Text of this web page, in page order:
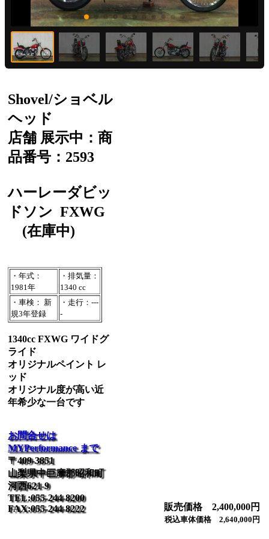
Shovel/ショベル
ヘッド
店舗 展示中：商
品番号：2593
ハーレーダビッ
ドソン FXWG
(在庫中)
・年式：
1981年
・排気量：
1340 cc
・車検： 新
規3年登録
・走行：---
-
1340cc FXWG ワイドグ
ライド
オリジナルペイント レ
ッド
オリジナル度が高い近
年希少な一台です
お問合せは
MYPerformance まで
〒409-3851
山梨県中巨摩郡昭和町
河西621-9
TEL:055-244-8200
FAX:055-244-8222
販売価格 2,400,000円
税込車体価格 2,640,000円